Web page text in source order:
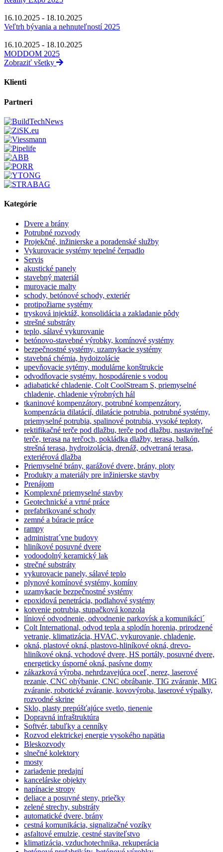
16.10.2025 - 18.10.2025
Veľtrh bývania a nehnuteľností 2025
16.10.2025 - 18.10.2025
MODDOM 2025
Zobraziť všetky
Klienti
Partneri
Kategórie
Dvere a brány
Potrubné rozvody
Projekčné, inžinierske a poradenské služby
Vykurovacie systémy tepelné čerpadlo
Servis
akustické panely
stavebný materiál
murovacie malty
schody, betónové schody, exteriér
protipožiarne systémy
trysková injektáž, konsolidácia a zakladanie pôdy
strešné substráty
teplo, sálavé vykurovanie
betónovo-stavebné výrobky, komínové systémy
bezpečnostné systémy, uzamykacie systémy
stavebná chémia, hydoizolácie
upevňovacie sytémy, modulárne konštrukcie
odvodňovacie systémy. hospodárenie s vodou
adiabatické chladenie, Colt CoolStream S, priemyselné
chladenie, chladenie výrobných hál
tkaninové kompenzátory, potrubné kompenzátory,
kompenzácia dilatácií, dilatácie potrubia, potrubné systémy,
priemyselné potrubia, spalinové potrubia, vysoké teploty,
rektifikačné terče pod dlažbu, terče pod dlažbu, nastaviteľné
terče, terasa na terčoch, pokládka dlažby, terasa, balkón,
strešná terasa, hydroizolácia, drenáž, odvetraná terasa,
exteriérová dlažba
Priemyselné brány, garážové dvere, brány, ploty
Produkty a materiály pre inžinierske stavby
Prenájom
Komplexné priemyselné stavby
Geotechnické a vrtné práce
prefabrikované schody
zemné a búracie práce
rampy
administrat´vne budovy
hliníkové posuvné dvere
vodoodolný keramický lak
strečné substráty
vykurovacie panely, sálavé teplo
plynové komínové systémy, komíny
uzamykacie bezpečnostné systémy
epoxidová penetrácia, podlahové systémy
kotvenie potrubia, stupačková konzola
líniové odvodnenie, odvodnenie parkovísk a komunikáci´
Colt International, odvod tepla a splodín horenia, prirodzené
vetranie, klimatizácia, HVAC, vykurovanie, chladenie,
okná, plastové okná, plastovo-hliníkové okná, drevo-
hliníkové okná, vchodové dvere, HS portály, posuvné dvere,
energeticky úsporné okná, pasívne domy
zákazková výroba, nehrdzavejúca oceľ, nerez, laserové
rezanie, CNC ohýbanie, CNC obrábanie, TIG zváranie, MIG
zváranie, robotické zváranie, kovovýroba, laserové výpalky,
rozvodné skrine
Sklo, plasty prepúšťajúce svetlo, tienenie
Dopravná infraštruktúra
Softvér, tabuľky a cenníky
Rozvod elektrickej energie vysokého napätia
Bleskozvody
slnečné kolektory
mosty
zariadenie predajní
kancelárske objekty
napínacie stropy
deliace a posuvné steny, priečky
zelené strechy, substráty
automatické dvere, brány
cestná komunikácia, signalizačné vozíky
asfaltové emulzie, cestné staviteľstvo
klimatizácia, vzduchotechnika, rekuperácia